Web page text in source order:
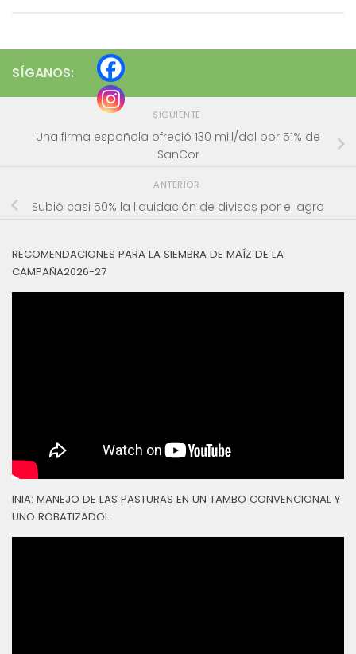
SÍGANOS:
SIGUIENTE
Una firma española ofreció 130 mill/dol por 51% de
SanCor
ANTERIOR
Subió casi 50% la liquidación de divisas por el agro
RECOMENDACIONES PARA LA SIEMBRA DE MAÍZ DE LA
CAMPAÑA2026-27
INIA: MANEJO DE LAS PASTURAS EN UN TAMBO CONVENCIONAL Y
UNO ROBATIZADOL